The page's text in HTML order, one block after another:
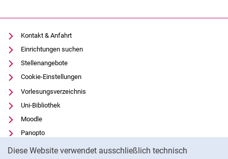
Diese Website verwendet ausschließlich technisch
Kontakt & Anfahrt
Einrichtungen suchen
Stellenangebote
Cookie-Einstellungen
Vorlesungsverzeichnis
Uni-Bibliothek
Moodle
Panopto
Datenschutz